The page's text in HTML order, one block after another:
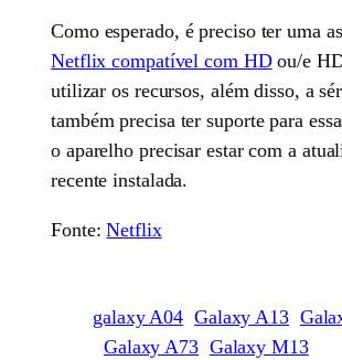
Como esperado, é preciso ter uma
Netflix compatível com HDou/e
utilizar os recursos, além disso, a
também precisa ter suporte para
o aparelho precisar estar com a
recente instalada.
Fonte:Netflix
galaxy A04 Galaxy A13
Galaxy A73 Galaxy M13